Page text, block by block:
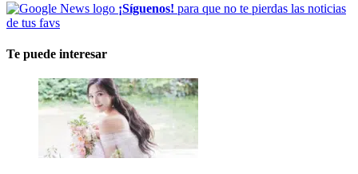
¡Síguenos! para que no te pierdas las noticias
de tus favs
Te puede interesar